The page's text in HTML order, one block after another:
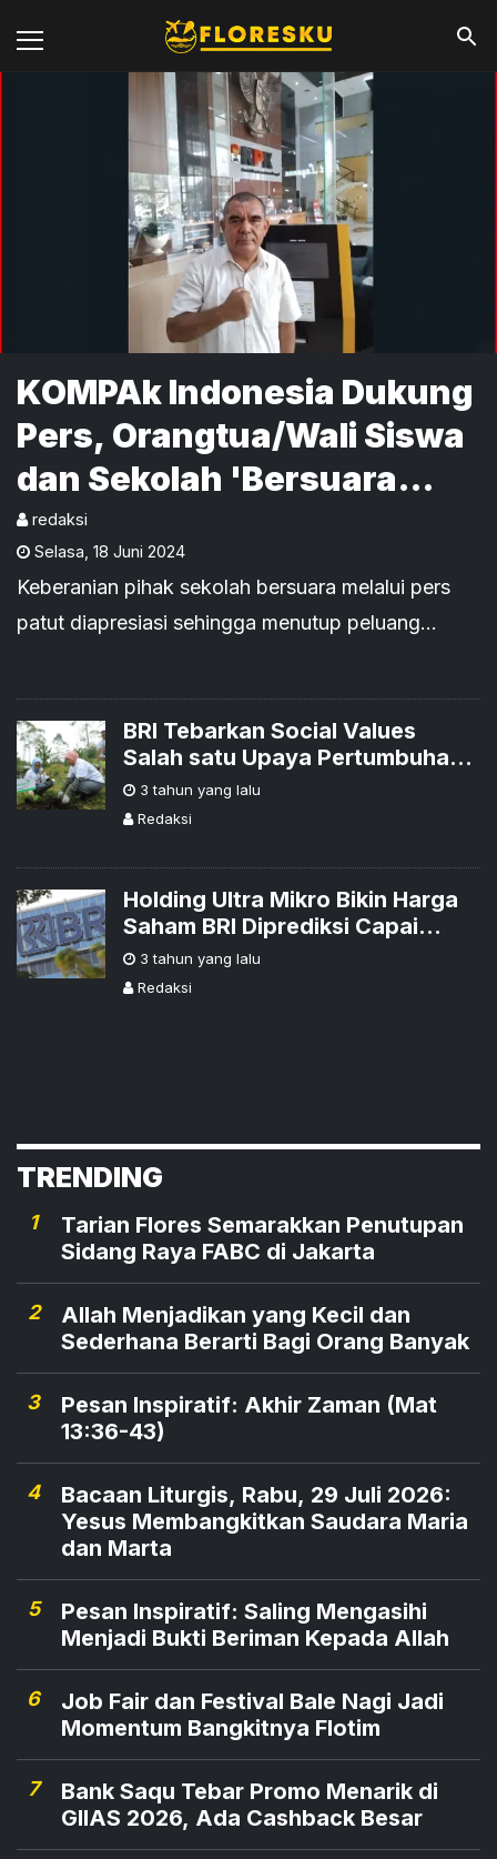
KOMPAk Indonesia Dukung
Pers, Orangtua/Wali Siswa
dan Sekolah 'Bersuara
Lantang' Soal Skandal
Dana PIP
redaksi
Selasa 18 Juni 2024
Keberanian pihak sekolah bersuara melalui pers
patut diapresiasi sehingga menutup peluang
bidang pendidikan.
BRI Tebarkan Social Values
Salah satu Upaya Pertumbuhan
Bisnis
3 tahun yang lalu
Redaksi
Holding Ultra Mikro Bikin Harga
Saham BRI Diprediksi Capai
Rp6.200 Per Lembar
3 tahun yang lalu
Redaksi
TRENDING
1
Tarian Flores Semarakkan Penutupan
Sidang Raya FABC di Jakarta
2
Allah Menjadikan yang Kecil dan
Sederhana Berarti Bagi Orang Banyak
3
Pesan Inspiratif: Akhir Zaman (Mat
13:36-43)
4
Bacaan Liturgis, Rabu, 29 Juli 2026:
Yesus Membangkitkan Saudara Maria
dan Marta
5
Pesan Inspiratif: Saling Mengasihi
Menjadi Bukti Beriman Kepada Allah
6
Job Fair dan Festival Bale Nagi Jadi
Momentum Bangkitnya Flotim
7
Bank Saqu Tebar Promo Menarik di
GIIAS 2026, Ada Cashback Besar